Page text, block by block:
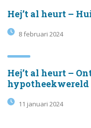
Hej’t al heurt –
8 februari 2024
Hej’t al heurt –
hypotheekwereld
11 januari 2024